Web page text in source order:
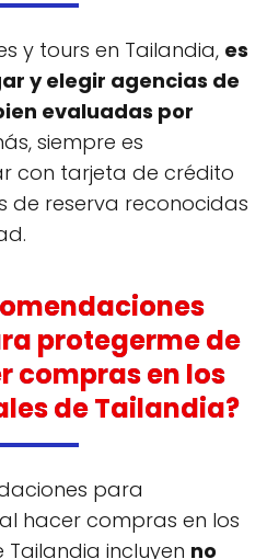
y tours en Tailandia, es
y elegir agencias de
evaluadas por
siempre es
con tarjeta de crédito
de reserva reconocidas
protegerme de
compras en los
de Tailandia?
para
hacer compras en los
incluyen no